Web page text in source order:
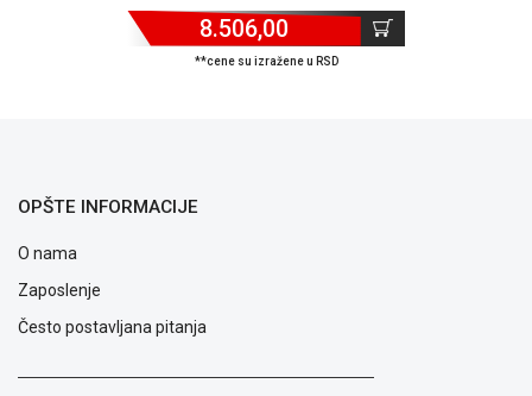
Blog
Način
Isporuka
Opšti
8.506,00
**cene su izražene u RSD
OPŠTE INFORMACIJE
O nama
Zaposlenje
Često postavljana pitanja